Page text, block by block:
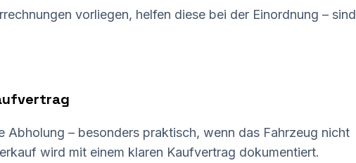
vorliegen, helfen diese bei der Einordnung – sind
Abholung – besonders praktisch, wenn das Fahrzeug nicht
wird mit einem klaren Kaufvertrag dokumentiert.